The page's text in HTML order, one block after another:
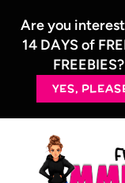
Are you
14 DAYS of
FREEBIES?
YES,